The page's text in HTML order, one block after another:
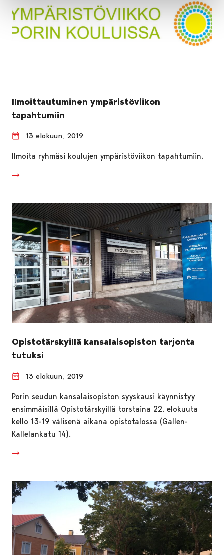
Ilmoittautuminen ympäristöviikon
tapahtumiin
13 elokuun, 2019
Ilmoita ryhmäsi koulujen ympäristöviikon tapahtumiin.
Opistotärskyillä kansalaisopiston tarjonta
tutuksi
13 elokuun, 2019
Porin seudun kansalaisopiston syyskausi käynnistyy
ensimmäisillä Opistotärskyillä torstaina 22. elokuuta
kello 13-19 välisenä aikana opistotalossa (Gallen-
Kallelankatu 14).